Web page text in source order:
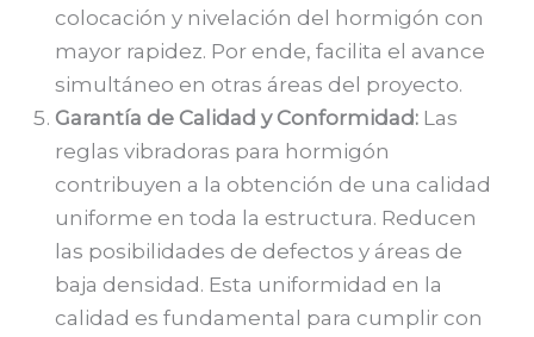
colocación y nivelación del hormigón con
mayor rapidez. Por ende, facilita el avance
simultáneo en otras áreas del proyecto.
Garantía de Calidad y Conformidad: Las
reglas vibradoras para hormigón
contribuyen a la obtención de una calidad
uniforme en toda la estructura. Reducen
las posibilidades de defectos y áreas de
baja densidad. Esta uniformidad en la
calidad es fundamental para cumplir con